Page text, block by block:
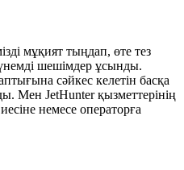
мұқият тыңдап, өте тез
шешімдер ұсынды.
сәйкес келетін басқа
Мен JetHunter қызметтерінің
немесе операторға